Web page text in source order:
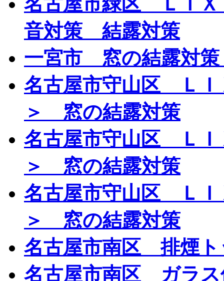
音対策 結露対策
一宮市 窓の結露対
名古屋市守山区 ＬＩ
＞ 窓の結露対策
名古屋市守山区 ＬＩ
＞ 窓の結露対策
名古屋市守山区 ＬＩ
＞ 窓の結露対策
名古屋市南区 排煙ト
名古屋市南区 ガラ